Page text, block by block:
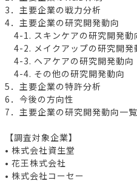
3．主要企業の戦力分析
4．主要企業の研究開発動向
4-1. スキンケアの研究開発動
4-2. メイクアップの研究開発
4-3. ヘアケアの研究開発動向
4-4. その他の研究開発動向
5．主要企業の特許分析
6．今後の方向性
7．主要企業の研究開発動向一覧
【調査対象企業】
• 株式会社資生堂
• 花王株式会社
• 株式会社コーセー